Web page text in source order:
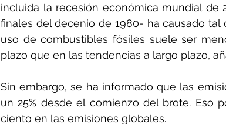
incluida la recesión económica mundial
finales del decenio de 1980- ha causado
uso de combustibles fósiles suele ser
plazo que en las tendencias a largo plazo,
Sin embargo, se ha informado que las
un 25% desde el comienzo del brote. Eso
ciento en las emisiones globales.